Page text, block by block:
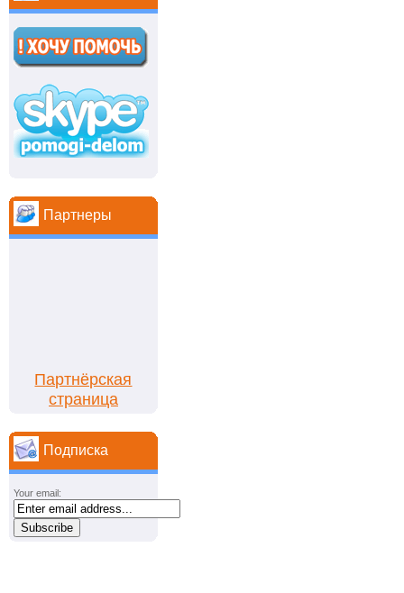
Партнеры
Партнёрская
страница
Подписка
Your email: